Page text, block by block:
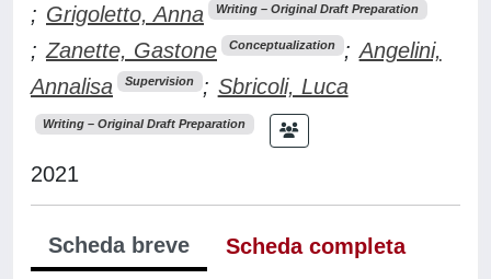
; Grigoletto, Anna Writing – Original Draft Preparation
; Zanette, Gastone Conceptualization ; Angelini,
Annalisa
Supervision ; Sbricoli, Luca
Writing – Original Draft Preparation
2021
Scheda breve
Scheda completa